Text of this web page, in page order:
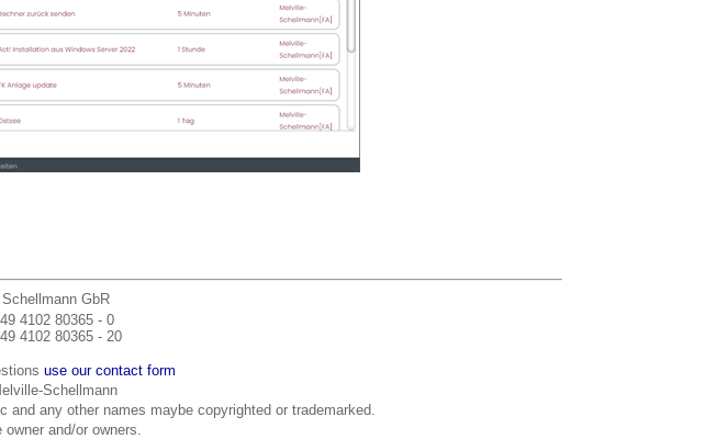
GbR
4102 80365 - 0
4102 80365 - 20
use our contact form
Schellmann
any other names maybe copyrighted or trademarked.
and/or owners.